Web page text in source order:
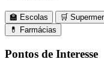
🏫 Escolas 🛒
💊 Farmácias
+
Pontos de Interesse